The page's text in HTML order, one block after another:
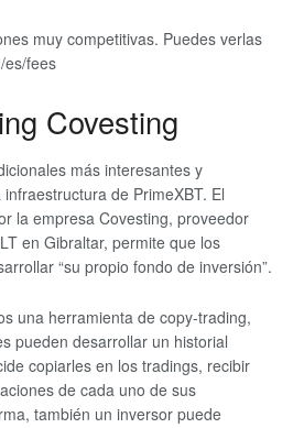
muy competitivas. Puedes verlas
es/fees
Covesting
más interesantes y
de PrimeXBT. El
la empresa Covesting, proveedor
en Gibraltar, permite que los
“su propio fondo de inversión”.
una herramienta de copy-trading,
pueden desarrollar un historial
copiarles en los tradings, recibir
de cada uno de sus
también un inversor puede